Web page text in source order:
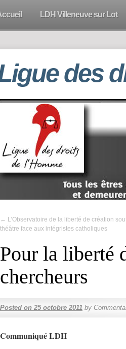
LDH Villeneuve sur Lot
des
← L’Observatoire de la liberté de création
théâtre face aux intégristes catholiques
Pour la liberté
chercheurs
Posted on 25 octobre 2011 by
Communiqué LDH